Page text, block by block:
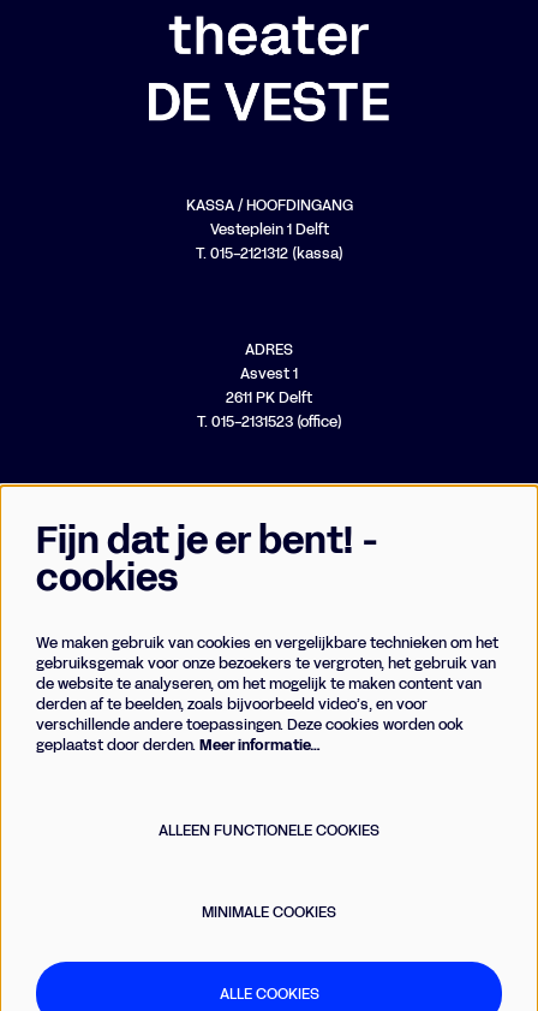
KASSA / HOOFDINGANG
Vesteplein 1 Delft
T. 015-2121312 (kassa)
ADRES
Asvest 1
2611 PK Delft
T. 015-2131523 (office)
Businessclub
Vrienden
Techniek
Deze site wordt beschermd door reCAPTCHA, dataverwerking gebeurt in overeenstemming met de Cloud Data
Fijn dat je er bent! -
cookies
We maken gebruik van cookies en vergelijkbare technieken om het
gebruiksgemak voor onze bezoekers te vergroten, het gebruik van
de website te analyseren, om het mogelijk te maken content van
derden af te beelden, zoals bijvoorbeeld video’s, en voor
verschillende andere toepassingen. Deze cookies worden ook
geplaatst door derden.Meer informatie…
ALLEEN FUNCTIONELE COOKIES
MINIMALE COOKIES
ALLE COOKIES